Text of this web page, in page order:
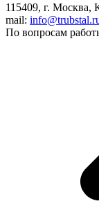
115409, г. Москва,
mail:
По вопросам